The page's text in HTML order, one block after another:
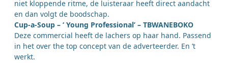
niet kloppende ritme, de luisteraar heeft direct aandacht
en dan volgt de boodschap.
Cup-a-Soup – ‘ Young Professional’ – TBWANEBOKO
Deze commercial heeft de lachers op haar hand. Passend
in het over the top concept van de adverteerder. En ’t
werkt.